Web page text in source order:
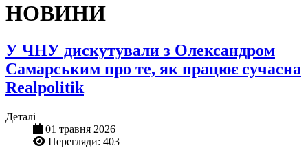
НОВИНИ
У ЧНУ дискутували з Олександром
Самарським про те, як працює сучасна
Realpolitik
Деталі
01 травня 2026
Перегляди: 403